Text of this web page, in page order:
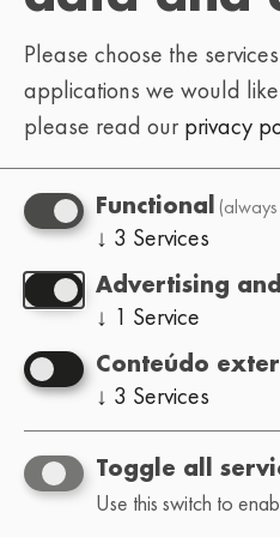
distribuição, modificação
parcial, sem a prévia
associação Lo-Fi Festival.
Proteção de dados
Este site é um site
informações
programados, incluindo
suas contas nas redes
plataformas de música,
próprios artistas ou
site também coleta
voluntariamente através
Please choose the
applications we would
please read our privacy
Functional
↓ 3 Services
Advertising
↓ 1 Service
Conteúdo
↓ 3 Services
Toggle all
Use this switch to